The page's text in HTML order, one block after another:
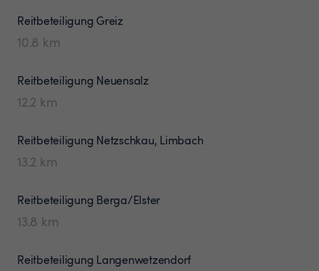
Reitbeteiligung Greiz
10.8 km
Reitbeteiligung Neuensalz
12.2 km
Reitbeteiligung Netzschkau, Limbach
13.2 km
Reitbeteiligung Berga/Elster
13.8 km
Reitbeteiligung Langenwetzendorf